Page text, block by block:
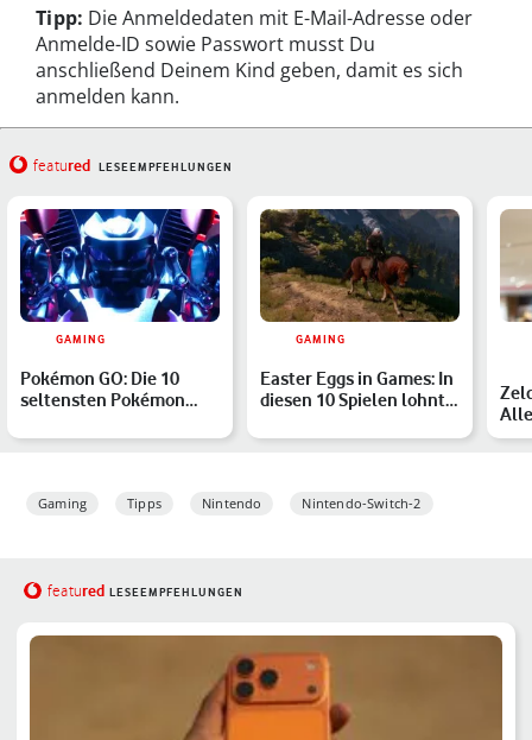
Tipp: Die Anmeldedaten mit E-Mail-Adresse oder
Anmelde-ID sowie Passwort musst Du
anschließend Deinem Kind geben, damit es sich
anmelden kann.
featured LESEEMPFEHLUNGEN
GAMING
Pokémon GO: Die 10
seltensten Pokémon
GAMING
Easter Eggs in Games: In
diesen 10 Spielen lohnt
Gaming Tipps Nintendo Nintendo-Switch-2
featured LESEEMPFEHLUNGEN